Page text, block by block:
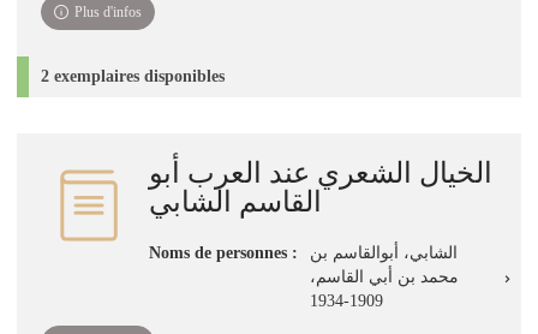
Plus d'infos
2 exemplaires disponibles
الخيال الشعري عند العرب أبو
القاسم الشابي
Noms de personnes :
الشابي، أبوالقاسم بن
محمد بن أبي القاسم،
1909-1934